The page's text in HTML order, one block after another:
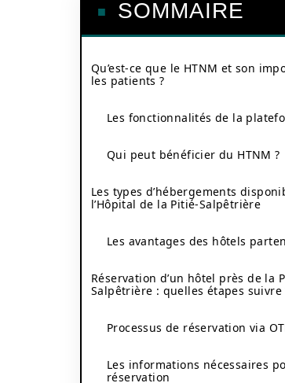
SOMMAIRE
Qu’est-ce que le HTNM et son
les patients ?
Les fonctionnalités de la
Qui peut bénéficier du HTNM ?
Les types d’hébergements
l’Hôpital de la Pitié-Salpêtrière
Les avantages des hôtels
Réservation d’un hôtel près de la
Salpêtrière : quelles étapes suivre
Processus de réservation via
Les informations nécessaires
réservation